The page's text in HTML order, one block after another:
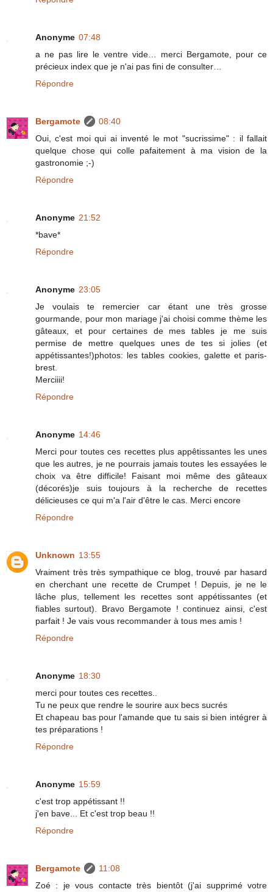
Anonyme 07:48
a ne pas lire le ventre vide… merci Bergamote, pour ce
précieux index que je n'ai pas fini de consulter…
Répondre
Bergamote
08:40
Oui, c'est moi qui ai inventé le mot "sucrissime" : il fallait
quelque chose qui colle pafaitement à ma vision de la
gastronomie ;-)
Répondre
Anonyme 21:52
*bave*
Répondre
Anonyme 23:05
Je voulais te remercier car étant une très grosse
gourmande, pour mon mariage j'ai choisi comme thème les
gâteaux, et pour certaines de mes tables je me suis
permise de mettre quelques unes de tes si jolies (et
appétissantes!)photos: les tables cookies, galette et paris-
brest.
Merciiii!
Répondre
Anonyme 14:46
Merci pour toutes ces recettes plus appêtissantes les unes
que les autres, je ne pourrais jamais toutes les essayées le
choix va être difficile! Faisant moi même des gâteaux
(décorés)je suis toujours à la recherche de recettes
délicieuses ce qui m'a l'air d'être le cas. Merci encore
Répondre
Unknown 13:55
Vraiment très très sympathique ce blog, trouvé par hasard
en cherchant une recette de Crumpet ! Depuis, je ne le
lâche plus, tellement les recettes sont appétissantes (et
fiables surtout). Bravo Bergamote ! continuez ainsi, c'est
parfait ! Je vais vous recommander à tous mes amis !
Répondre
Anonyme 18:30
merci pour toutes ces recettes..
Tu ne peux que rendre le sourire aux becs sucrés
Et chapeau bas pour l'amande que tu sais si bien intégrer à
tes préparations !
Répondre
Anonyme 15:59
c'est trop appétissant !!
j'en bave... Et c'est trop beau !!
Répondre
Bergamote
11:08
Zoé : je vous contacte très bientôt (j'ai supprimé votre